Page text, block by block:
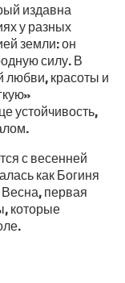
издавна
у разных
земли: он
силу. В
любви, красоты и
устойчивость,
с весенней
как Богиня
первая
которые